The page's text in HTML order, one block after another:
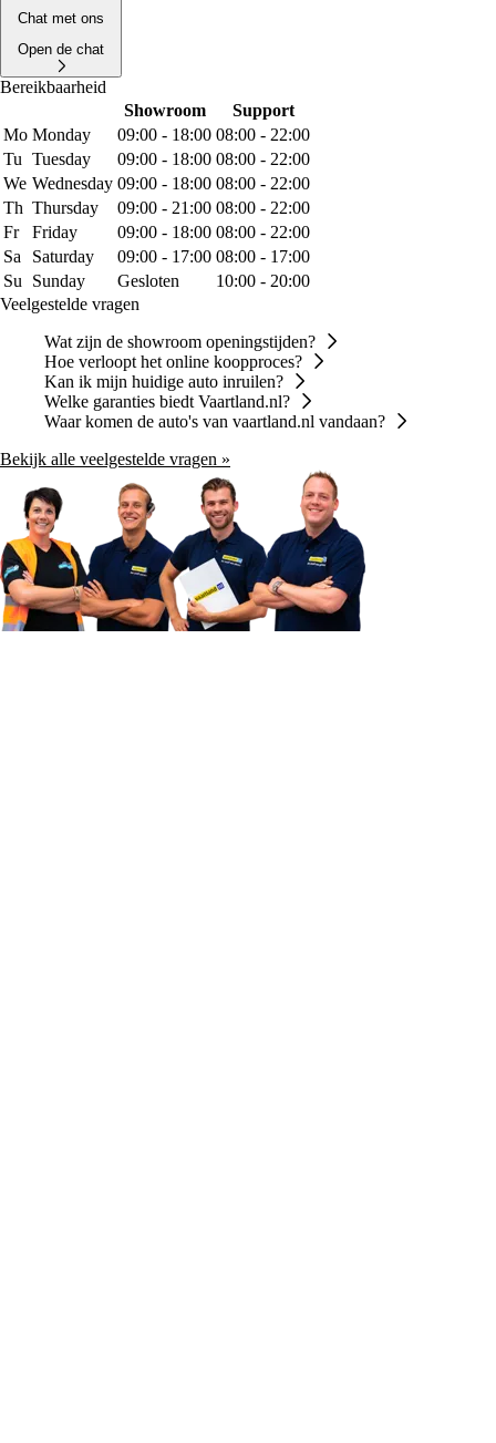
Chat met ons
Open de chat
Bereikbaarheid
Showroom
Support
Mo Monday 09:00 - 18:00 08:00 - 22:00
Tu Tuesday 09:00 - 18:00 08:00 - 22:00
We Wednesday 09:00 - 18:00 08:00 - 22:00
Th Thursday 09:00 - 21:00 08:00 - 22:00
Fr
Friday 09:00 - 18:00 08:00 - 22:00
Sa
Saturday 09:00 - 17:00 08:00 - 17:00
Su
Sunday Gesloten
10:00 - 20:00
Veelgestelde vragen
Wat zijn de showroom openingstijden?
Hoe verloopt het online koopproces?
Kan ik mijn huidige auto inruilen?
Welke garanties biedt Vaartland.nl?
Waar komen de auto's van vaartland.nl vandaan?
Bekijk alle veelgestelde vragen »